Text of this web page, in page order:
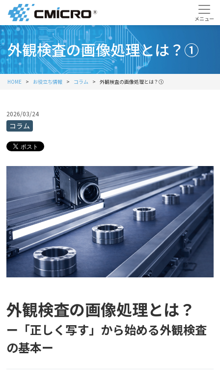
外観検査の画像処理とは？①
HOME お役立ち情報 コラム 外観検査の画像処理とは？①
2026/03/24
コラム
外観検査の画像処理とは？
ー「正しく写す」から始める外観検査
の基本ー